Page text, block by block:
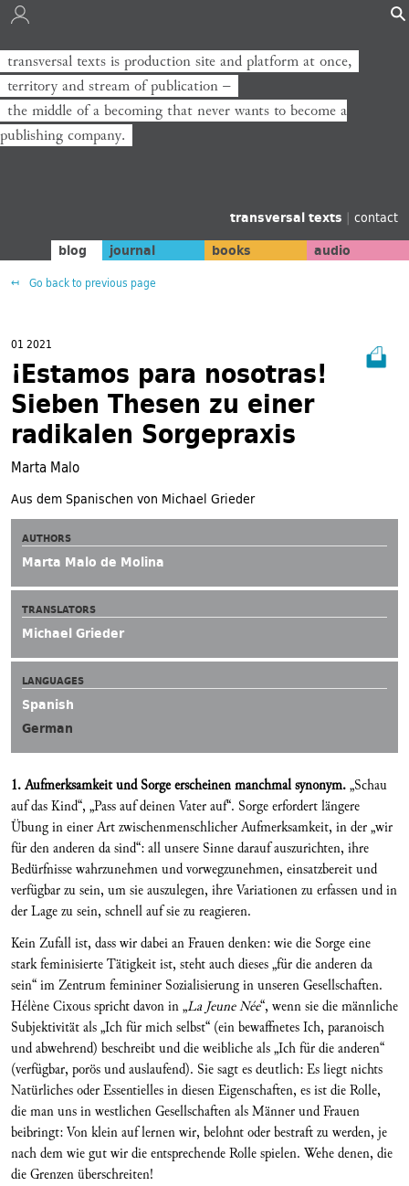
transversal texts is production site and platform at once,
territory and stream of publication −
the middle of a becoming that never wants to become a
publishing company.
transversal texts ist Produktionsort und Plattform zugleich,
Territorium und Strom der Veröffentlichung −
die Mitte eines Werdens, das niemals zum Verlag werden will.
transversal texts | contact
blog journal books audio
Go back to previous page
01 2021
¡Estamos para nosotras!
Sieben Thesen zu einer
radikalen Sorgepraxis
Marta Malo
Aus dem Spanischen von Michael Grieder
AUTHORS
Marta Malo de Molina
TRANSLATORS
Michael Grieder
LANGUAGES
Spanish
German
1. Aufmerksamkeit und Sorge erscheinen manchmal synonym.„Schau
auf das Kind“, „Pass auf deinen Vater auf“. Sorge erfordert längere
Übung in einer Art zwischenmenschlicher Aufmerksamkeit, in der „wir
für den anderen da sind“: all unsere Sinne darauf auszurichten, ihre
Bedürfnisse wahrzunehmen und vorwegzunehmen, einsatzbereit und
verfügbar zu sein, um sie auszulegen, ihre Variationen zu erfassen und in
der Lage zu sein, schnell auf sie zu reagieren.
Kein Zufall ist, dass wir dabei an Frauen denken: wie die Sorge eine
stark feminisierte Tätigkeit ist, steht auch dieses „für die anderen da
sein“ im Zentrum femininer Sozialisierung in unseren Gesellschaften.
Hélène Cixous spricht davon in „La Jeune Née“, wenn sie die männliche
Subjektivität als „Ich für mich selbst“ (ein bewaffnetes Ich, paranoisch
und abwehrend) beschreibt und die weibliche als „Ich für die anderen“
(verfügbar, porös und auslaufend). Sie sagt es deutlich: Es liegt nichts
Natürliches oder Essentielles in diesen Eigenschaften, es ist die Rolle,
die man uns in westlichen Gesellschaften als Männer und Frauen
beibringt: Von klein auf lernen wir, belohnt oder bestraft zu werden, je
nach dem wie gut wir die entsprechende Rolle spielen. Wehe denen, die
die Grenzen überschreiten!